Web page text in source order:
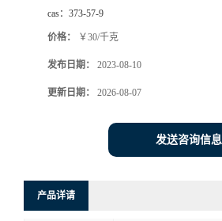
cas： 373-57-9
价格： ￥30/千克
发布日期： 2023-08-10
更新日期： 2026-08-07
发送咨询信息
产品详请